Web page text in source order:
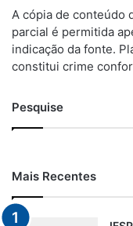
A cópia de conteúdo
parcial é permitida
indicação da fonte.
constitui crime
Pesquise
Mais Recentes